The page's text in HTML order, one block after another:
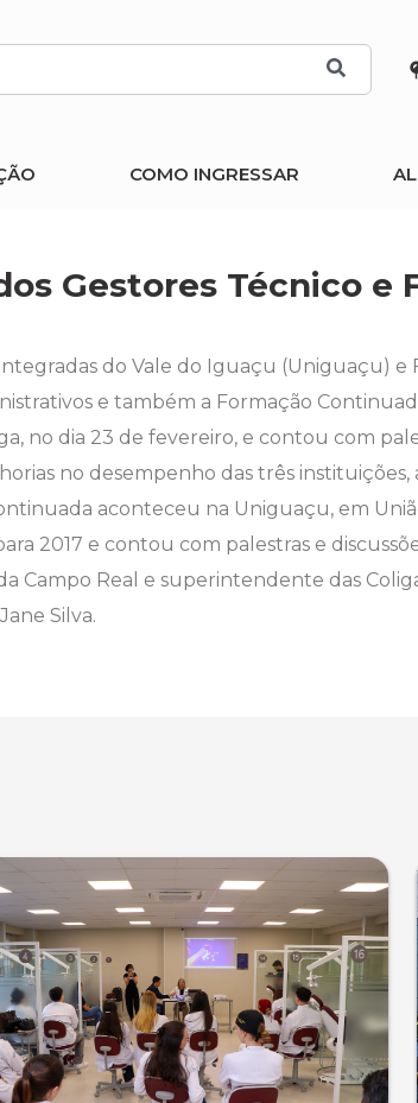
COMO INGRESSAR
Gestores Técnico e
do Vale do Iguaçu (Uniguaçu) e
e também a Formação
no dia 23 de fevereiro, e contou com
no desempenho das três
aconteceu na Uniguaçu, em
2017 e contou com palestras e
Real e superintendente das
Silva.